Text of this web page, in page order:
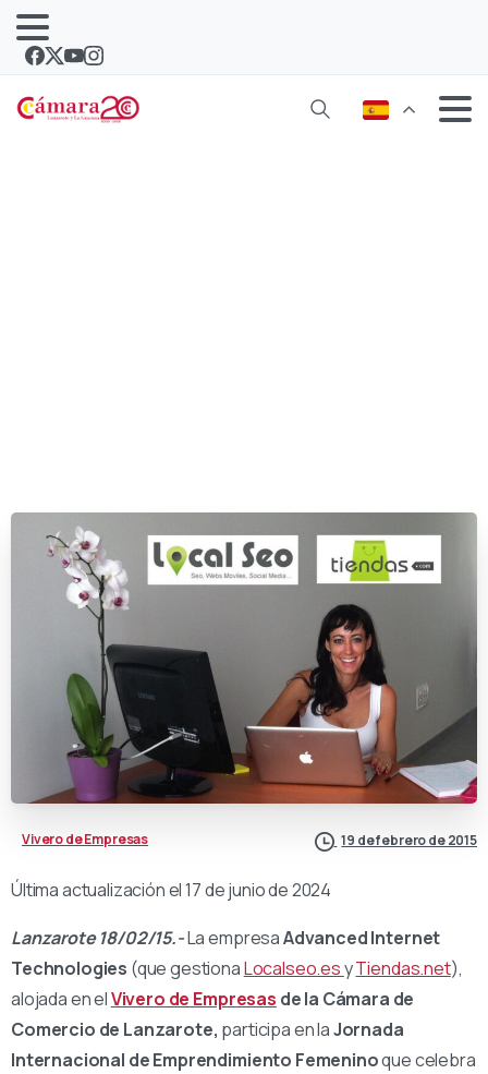
Vivero de Empresas 19 de febrero de 2015
Última actualización el 17 de junio de 2024
Lanzarote 18/02/15.-La empresaAdvanced Internet
Technologies (que gestionaLocalseo.esyTiendas.net),
alojada en elVivero de Empresas de la Cámara de
Comercio de Lanzarote, participa en laJornada
Internacional de Emprendimiento Femeninoque celebra